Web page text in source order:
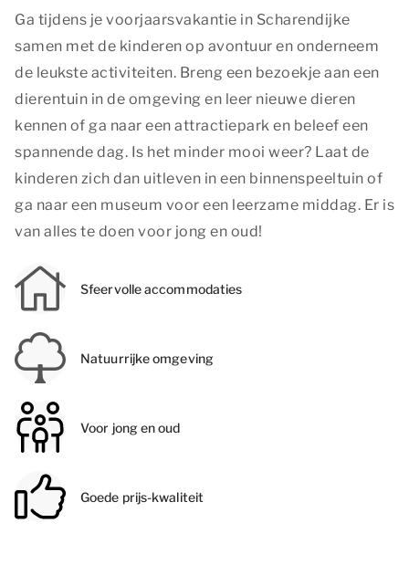
Ga tijdens je voorjaarsvakantie in Scharendijke
samen met de kinderen op avontuur en onderneem
de leukste activiteiten. Breng een bezoekje aan een
dierentuin in de omgeving en leer nieuwe dieren
kennen of ga naar een attractiepark en beleef een
spannende dag. Is het minder mooi weer? Laat de
kinderen zich dan uitleven in een binnenspeeltuin of
ga naar een museum voor een leerzame middag. Er is
van alles te doen voor jong en oud!
Sfeervolle accommodaties
Natuurrijke omgeving
Voor jong en oud
Goede prijs-kwaliteit